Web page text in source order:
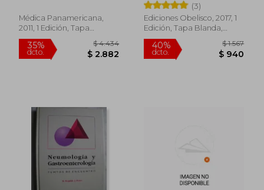
Médica Panamericana,
2011, 1 Edición, Tapa
Blanda, Nuevo
dcto.
(3)
Ediciones Obelisco, 2017, 1
Edición, Tapa Blanda,
Nuevo